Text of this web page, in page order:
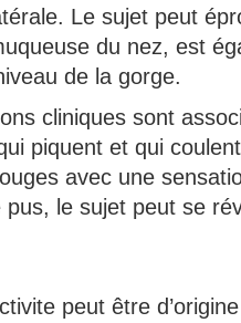
Le sujet peut
du nez, est
de la gorge.
cliniques sont
piquent et qui
avec une
pus, le sujet peut se
peut être